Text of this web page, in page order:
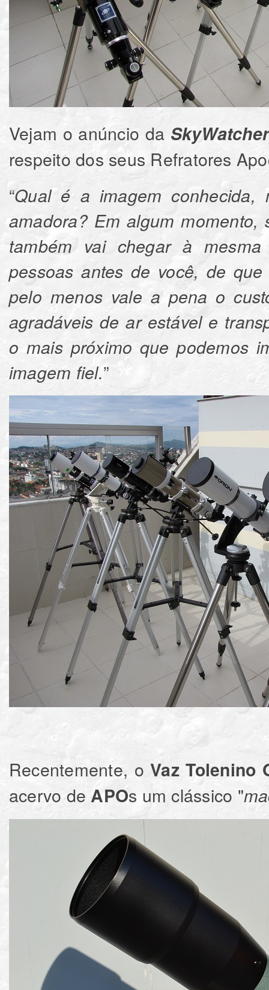
Vejam o anúncio da SkyWatcher
respeito dos seus Refratores
“Qual é a imagem conhecida,
amadora? Em algum
também vai chegar à
pessoas antes de você, de
pelo menos vale a pena o
agradáveis de ar estável e
o mais próximo que podemos
imagem fiel.”
Recentemente, oVaz Tolenino
acervo de APOs um clássico "